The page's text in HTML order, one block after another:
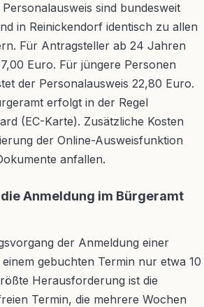
sind bundesweit
in Reinickendorf identisch zu allen
Für Antragsteller ab 24 Jahren
Euro. Für jüngere Personen
der Personalausweis 22,80 Euro.
erfolgt in der Regel
(EC-Karte). Zusätzliche Kosten
der Online-Ausweisfunktion
anfallen.
Anmeldung im Bürgeramt
der Anmeldung einer
gebuchten Termin nur etwa 10
Herausforderung ist die
Termin, die mehrere Wochen